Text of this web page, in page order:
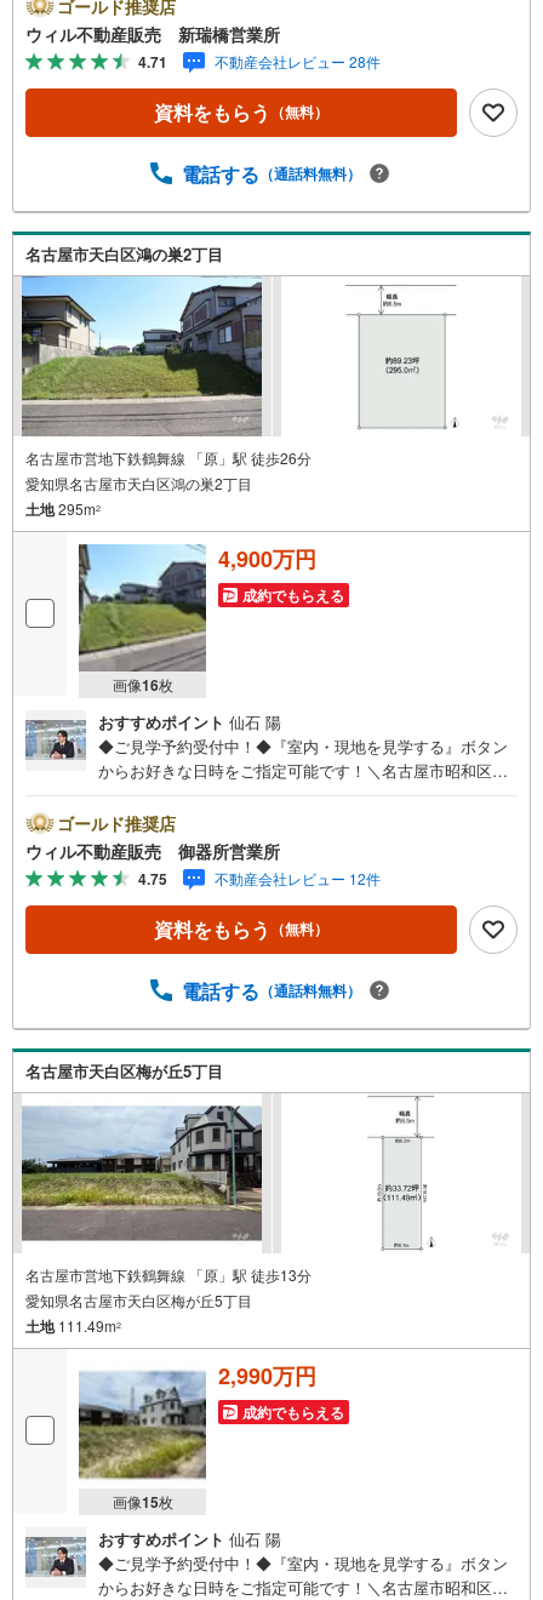
おむつ替えスペースを完備しており、お子様連れのお客様
も安心してご利用いただけます。●平日のお住まい探しの方
へ●弊社では平日にご内覧や契約を希望されるお客様のため
に、「平日会員制度」という割引プランをご用意していま
す。●お仕事で忙しい方へ●午前10時から午後7時まで、毎
間外でのご内覧にも対応いたします。また、オンライン内
弊社は定休日なく営業しており、当日のご内覧も承りま
す。弊社で掲載している物件以外にもご紹介可能ですの
で、一度ご相談ください。●その他の相談もプロが対応●物
件に関することはもちろん、住宅ローンなどの資金面やリ
フォームに関することなど、お住まいに関するどんなこと
でもお気軽にご相談ください。
ゴールド推奨店
ウィル不動産販売 新瑞橋営業所
4.71 不動産会社レビュー 28件
資料をもらう （無料）
電話する （通話料無料）
名古屋市天白区鴻の巣2丁目
名古屋市営地下鉄鶴舞線 「原」駅 徒歩26分
愛知県名古屋市天白区鴻の巣2丁目
土地295m2
画像16枚
4,900万円
成約でもらえる
おすすめポイント 仙石 陽
◆ご見学予約受付中！◆『室内・現地を見学する』ボタン
からお好きな日時をご指定可能です！＼名古屋市昭和区、
名古屋市昭和区、天白区の直接のご売却依頼を数多くいた
だいている不動産仲介会社です。ネット上で分かる立地環
境はもちろん、過去にお任せいただいたお客様に現地の生
の声をもとに住戸環境を提案致します。＼平日のお住まい
探しの方へ/弊社では平日にご内覧・契約など平日にお住ま
い探しをされるお客様にサービスをご用意しています。＼
ています。事前にご予約頂きましたら営業時間外でのご内
ある方へ/不動産業者間で不動産情報が共有されているの
で、名古屋市全域や、その他隣接エリアでもご内覧が可能
です！ 【御器所営業所】○地下鉄桜通線、鶴舞線「御器
所」駅徒歩1分○お子様が遊べるキッズスペースあり○定休
日ございません
ゴールド推奨店
ウィル不動産販売 御器所営業所
4.75 不動産会社レビュー 12件
資料をもらう （無料）
電話する （通話料無料）
名古屋市天白区梅が丘5丁目
名古屋市営地下鉄鶴舞線 「原」駅 徒歩13分
愛知県名古屋市天白区梅が丘5丁目
土地111.49m2
画像15枚
2,990万円
成約でもらえる
おすすめポイント 仙石 陽
◆ご見学予約受付中！◆『室内・現地を見学する』ボタン
からお好きな日時をご指定可能です！＼名古屋市昭和区、